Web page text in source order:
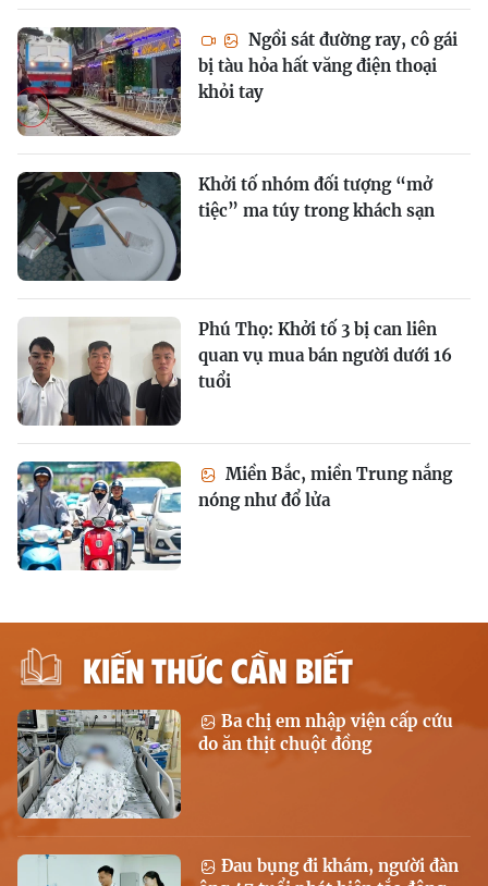
Ngồi sát đường ray, cô gái
bị tàu hỏa hất văng điện thoại
khỏi tay
Khởi tố nhóm đối tượng “mở
tiệc” ma túy trong khách sạn
Phú Thọ: Khởi tố 3 bị can liên
quan vụ mua bán người dưới 16
tuổi
Miền Bắc, miền Trung nắng
nóng như đổ lửa
KIẾN THỨC CẦN BIẾT
Ba chị em nhập viện cấp cứu
do ăn thịt chuột đồng
Đau bụng đi khám, người đàn